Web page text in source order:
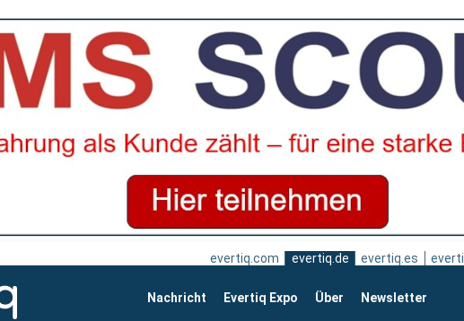
evertiq.com evertiq.de evertiq.es
Nachricht Evertiq Expo Über Newsletter